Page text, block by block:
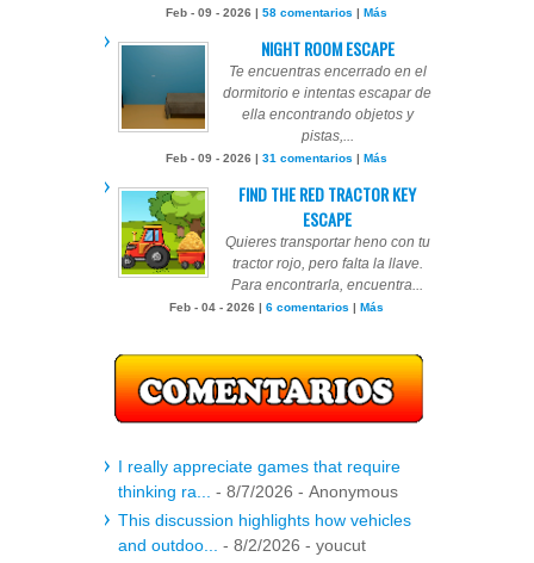
Feb - 09 - 2026 | 58 comentarios | Más
NIGHT ROOM ESCAPE
Te encuentras encerrado en el
dormitorio e intentas escapar de
ella encontrando objetos y
pistas,...
Feb - 09 - 2026 | 31 comentarios | Más
FIND THE RED TRACTOR KEY
ESCAPE
Quieres transportar heno con tu
tractor rojo, pero falta la llave.
Para encontrarla, encuentra...
Feb - 04 - 2026 | 6 comentarios | Más
I really appreciate games that require
thinking ra...
- 8/7/2026 - Anonymous
This discussion highlights how vehicles
and outdoo...
- 8/2/2026 - youcut